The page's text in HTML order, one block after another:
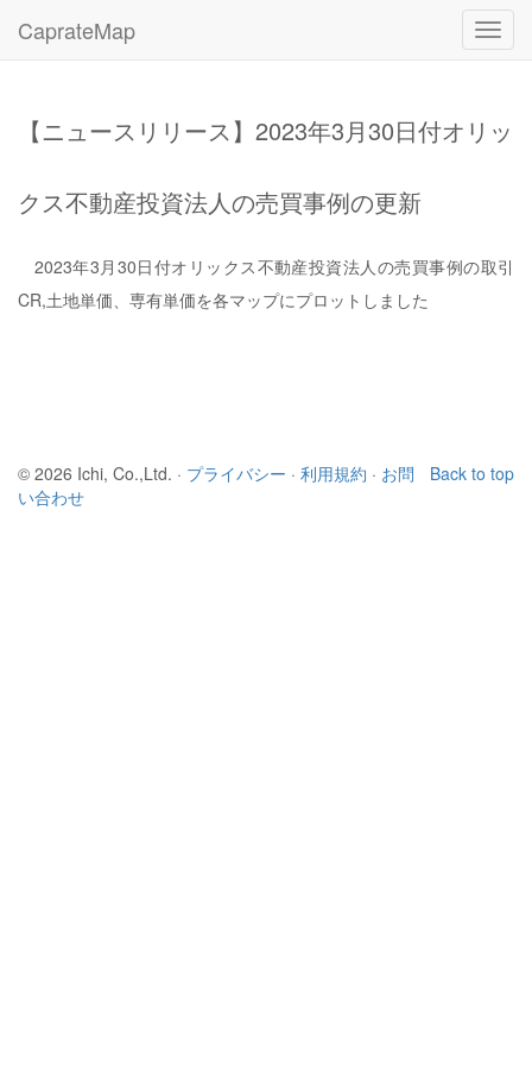
CaprateMap
【ニュースリリース】2023年3月30日付オリッ
クス不動産投資法人の売買事例の更新
2023年3月30日付オリックス不動産投資法人の売買事例の取引
CR,土地単価、専有単価を各マップにプロットしました
Back to top
© 2026 Ichi, Co.,Ltd. · プライバシー · 利用規約 · お問
い合わせ